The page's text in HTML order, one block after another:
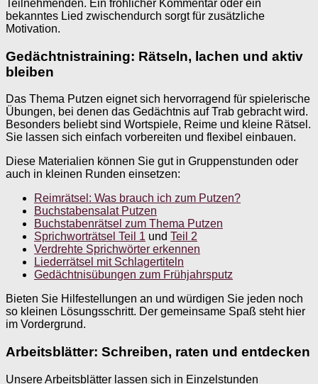
Teilnehmenden. Ein fröhlicher Kommentar oder ein
bekanntes Lied zwischendurch sorgt für zusätzliche
Motivation.
Gedächtnistraining: Rätseln, lachen und aktiv
bleiben
Das Thema Putzen eignet sich hervorragend für spielerische
Übungen, bei denen das Gedächtnis auf Trab gebracht wird.
Besonders beliebt sind Wortspiele, Reime und kleine Rätsel.
Sie lassen sich einfach vorbereiten und flexibel einbauen.
Diese Materialien können Sie gut in Gruppenstunden oder
auch in kleinen Runden einsetzen:
Reimrätsel: Was brauch ich zum Putzen?
Buchstabensalat Putzen
Buchstabenrätsel zum Thema Putzen
Sprichworträtsel Teil 1 und Teil 2
Verdrehte Sprichwörter erkennen
Liederrätsel mit Schlagertiteln
Gedächtnisübungen zum Frühjahrsputz
Bieten Sie Hilfestellungen an und würdigen Sie jeden noch
so kleinen Lösungsschritt. Der gemeinsame Spaß steht hier
im Vordergrund.
Arbeitsblätter: Schreiben, raten und entdecken
Unsere Arbeitsblätter lassen sich in Einzelstunden